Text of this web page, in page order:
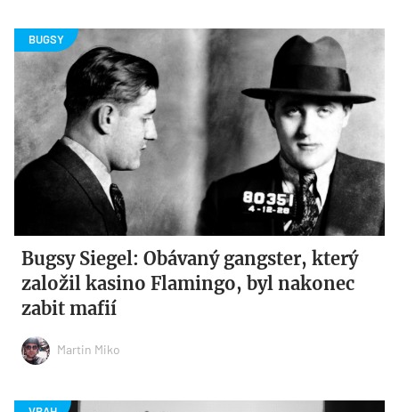
Bugsy Siegel: Obávaný gangster, který
založil kasino Flamingo, byl nakonec
zabit mafií
Martin Miko